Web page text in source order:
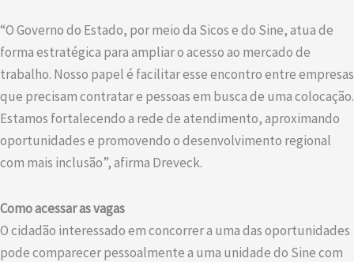
“O Governo do Estado, por meio da Sicos e do Sine, atua de
forma estratégica para ampliar o acesso ao mercado de
trabalho. Nosso papel é facilitar esse encontro entre empresas
que precisam contratar e pessoas em busca de uma colocação.
Estamos fortalecendo a rede de atendimento, aproximando
oportunidades e promovendo o desenvolvimento regional
com mais inclusão”, afirma Dreveck.
Como acessar as vagas
O cidadão interessado em concorrer a uma das oportunidades
pode comparecer pessoalmente a uma unidade do Sine com